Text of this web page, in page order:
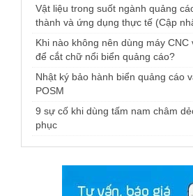
Vật liệu trong suốt ngành quảng
thành và ứng dụng thực tế (Cập
Khi nào không nên dùng máy CNC
để cắt chữ nổi biển quảng cáo?
Nhật ký bảo hành biển quảng cáo
POSM
9 sự cố khi dùng tấm nam châm
phục